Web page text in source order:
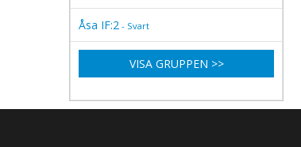
Åsa IF:2 - Svart
VISA GRUPPEN >>